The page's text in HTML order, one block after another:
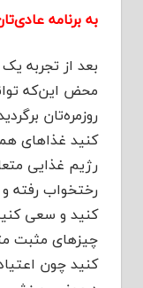
به برنامه
بعد از تجربه
محض این‌که
روزمره‌تان
کنید غذاهای
رژیم غذایی
رختخواب رفته و
کنید و سعی
چیزهای مثبت
کنید چون